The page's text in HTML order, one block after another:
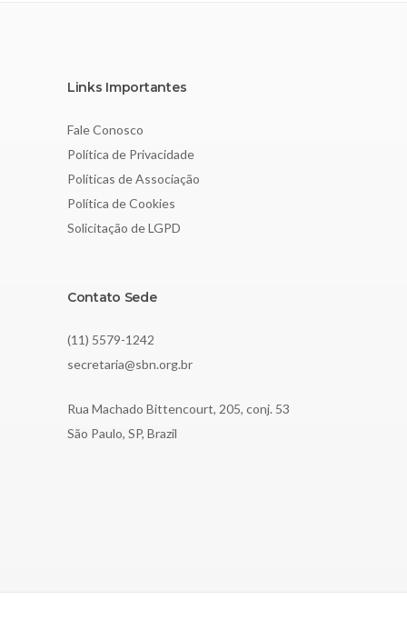
Links Importantes
Fale Conosco
Política de Privacidade
Políticas de Associação
Política de Cookies
Solicitação de LGPD
Contato Sede
(11) 5579-1242
secretaria@sbn.org.br
Rua Machado Bittencourt, 205, conj. 53
São Paulo, SP, Brazil